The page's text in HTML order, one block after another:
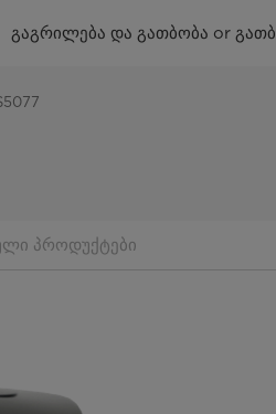
გაგრილება და გათბობა or გათბ
პროდუქტები